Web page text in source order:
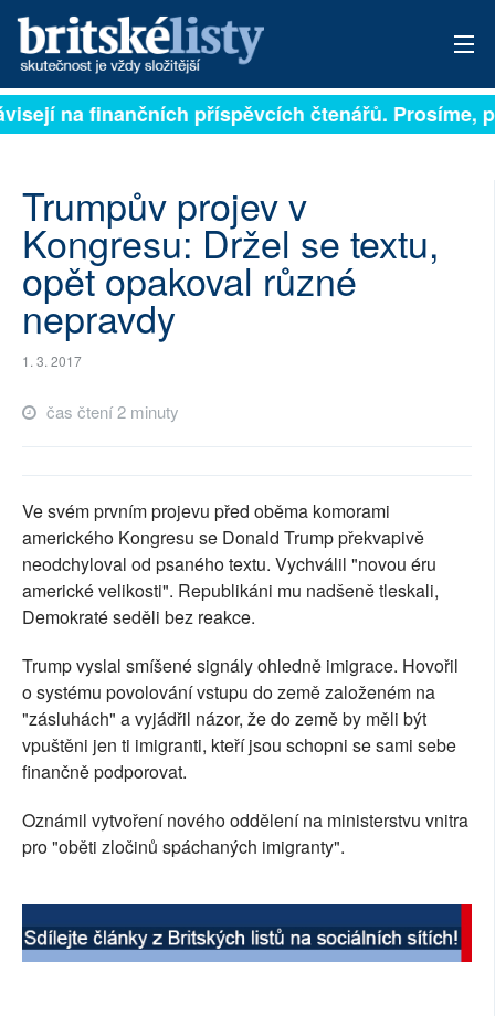
PŘIHLÁSIT
ARCHIV
ROZHOVORY
TÉMATA
NEJČTENĚJŠÍ ZA 7 DNÍ
AUTOŘI
SOCIÁLNÍ SÍTĚ
RUBRIKY
PLNÁ VERZE STRÁNEK
na finančních příspěvcích čtenářů. Prosíme,
Trumpův projev v
Kongresu: Držel se textu,
opět opakoval různé
nepravdy
1. 3. 2017
čas čtení 2 minuty
Ve svém prvním projevu před oběma komorami
amerického Kongresu se Donald Trump překvapivě
neodchyloval od psaného textu. Vychválil "novou éru
americké velikosti". Republikáni mu nadšeně tleskali,
Demokraté seděli bez reakce.
Trump vyslal smíšené signály ohledně imigrace. Hovořil
o systému povolování vstupu do země založeném na
"zásluhách" a vyjádřil názor, že do země by měli být
vpuštěni jen ti imigranti, kteří jsou schopni se sami sebe
finančně podporovat.
Oznámil vytvoření nového oddělení na ministerstvu vnitra
pro "oběti zločinů spáchaných imigranty".